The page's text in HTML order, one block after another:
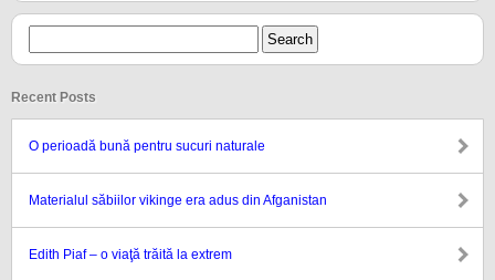
Recent Posts
O perioadă bună pentru sucuri naturale
Materialul săbiilor vikinge era adus din Afganistan
Edith Piaf – o viaţă trăită la extrem